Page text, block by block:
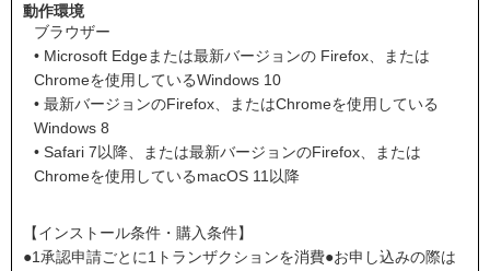
動作環境
ブラウザー
• Microsoft Edgeまたは最新バージョンの Firefox、または
Chromeを使用しているWindows 10
• 最新バージョンのFirefox、またはChromeを使用している
Windows 8
• Safari 7以降、または最新バージョンのFirefox、または
Chromeを使用しているmacOS 11以降
【インストール条件・購入条件】
●1承認申請ごとに1トランザクションを消費●お申し込みの際は